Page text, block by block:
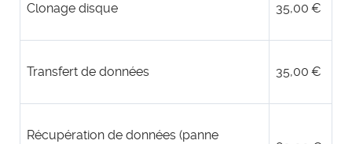
Clonage disque 35,00 €
Transfert de données 35,00 €
Récupération de données (panne